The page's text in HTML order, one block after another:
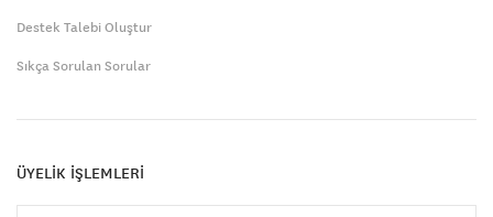
Destek Talebi Oluştur
Sıkça Sorulan Sorular
ÜYELİK İŞLEMLERİ